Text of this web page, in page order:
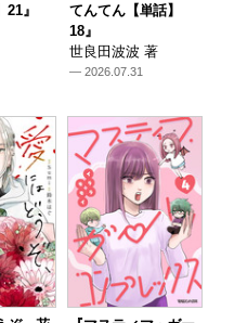
』
てんてん【単話】
18』
世良田波波 著
— 2026.07.31